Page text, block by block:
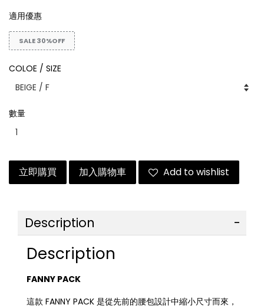
適用優惠
SALE 30%OFF
COLOE / SIZE
數量
立即購買 加入購物車 Add to wishlist
Description
Description
FANNY PACK
這款 FANNY PACK 是從先前的腰包設計中縮小尺寸而來，